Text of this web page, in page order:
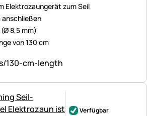
Elektrozaungerät zum Seil
anschließen
8,5 mm)
von 130 cm
Verfügbar